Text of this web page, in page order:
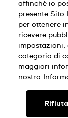
Diritto di
affinché io
presente Sito
per ottenere
ricevere
impostazioni,
categoria di
maggiori
nostra